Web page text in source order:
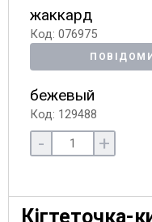
жаккард
Код: 076975
бежевый
Код: 129488
- +
Кігтеточка-